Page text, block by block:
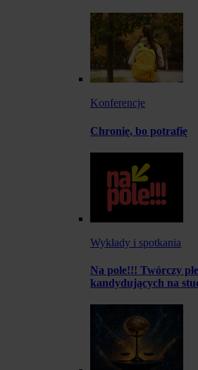
Konferencje
Chronię, bo potrafię
Wykłady i spotkania
Na pole!!! Twórczy
kandydujących na